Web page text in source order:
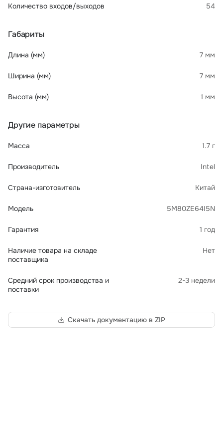
Количество входов/выходов 54
Габариты
Длина (мм) 7 мм
Ширина (мм) 7 мм
Высота (мм) 1 мм
Другие параметры
Масса 1.7 г
Производитель Intel
Страна-изготовитель Китай
Модель 5M80ZE64I5N
Гарантия 1 год
Наличие товара на складе
поставщика
Нет
Средний срок производства и
поставки
2-3 недели
Скачать документацию в ZIP